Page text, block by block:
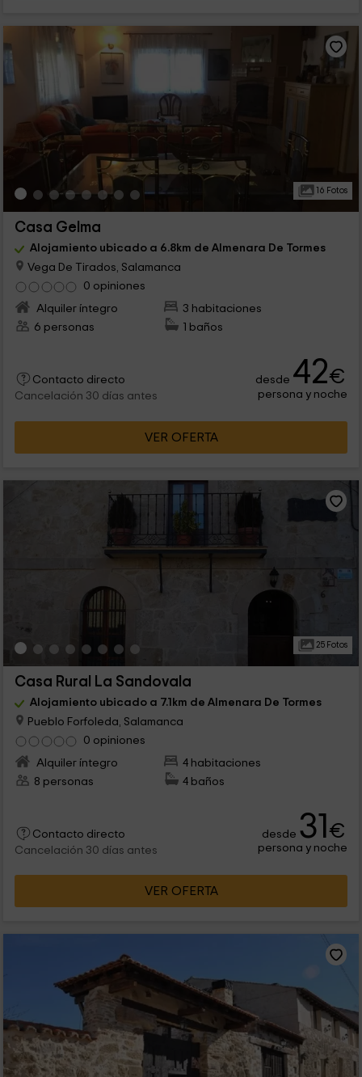
16 Fotos
Casa Gelma
Alojamiento ubicado a 6.8km de Almenara De Tormes
Vega De Tirados, Salamanca
0 opiniones
Alquiler íntegro
3 habitaciones
6 personas
1 baños
Contacto directo
Cancelación 30 días antes
desde 42€
persona y noche
VER OFERTA
25 Fotos
Casa Rural La Sandovala
Alojamiento ubicado a 7.1km de Almenara De Tormes
Pueblo Forfoleda, Salamanca
0 opiniones
Alquiler íntegro
4 habitaciones
8 personas
4 baños
Contacto directo
Cancelación 30 días antes
desde 31€
persona y noche
VER OFERTA